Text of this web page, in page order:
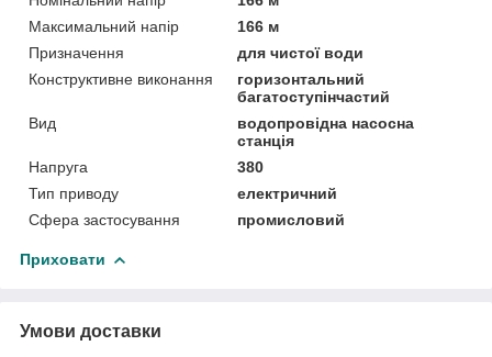
Максимальний напір
166 м
Призначення
для чистої води
Конструктивне виконання
горизонтальний
багатоступінчастий
Вид
водопровідна насосна
станція
Напруга
380
Тип приводу
електричний
Сфера застосування
промисловий
Приховати
Умови доставки